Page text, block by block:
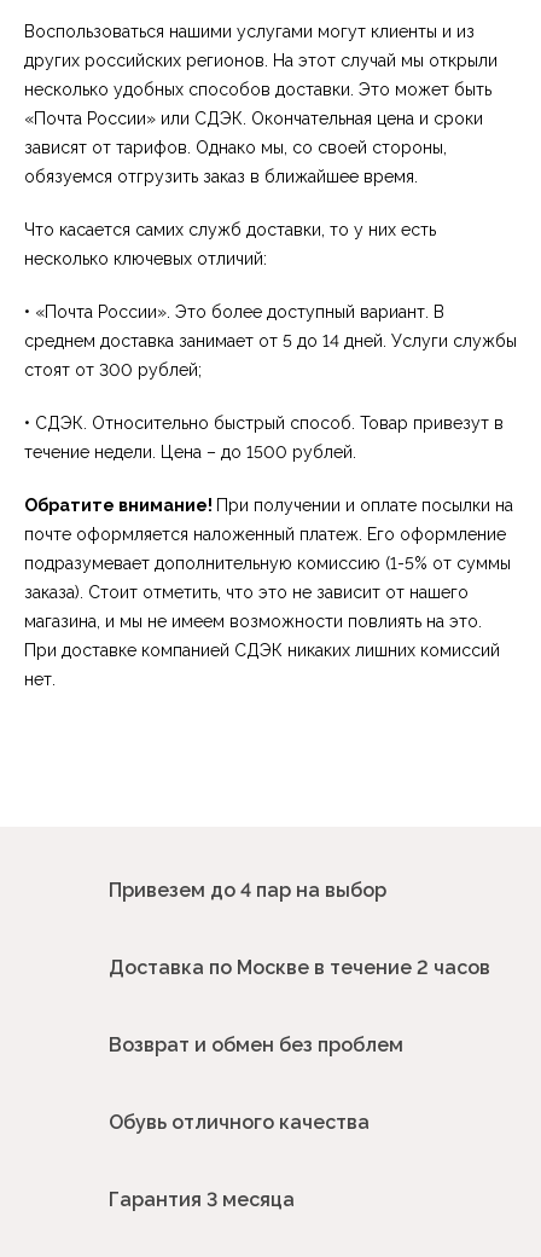
Воспользоваться нашими услугами могут клиенты и из
других российских регионов. На этот случай мы открыли
несколько удобных способов доставки. Это может быть
«Почта России» или СДЭК. Окончательная цена и сроки
зависят от тарифов. Однако мы, со своей стороны,
обязуемся отгрузить заказ в ближайшее время.
Что касается самих служб доставки, то у них есть
несколько ключевых отличий:
• «Почта России». Это более доступный вариант. В
среднем доставка занимает от 5 до 14 дней. Услуги службы
стоят от 300 рублей;
• СДЭК. Относительно быстрый способ. Товар привезут в
течение недели. Цена – до 1500 рублей.
Обратите внимание! При получении и оплате посылки на
почте оформляется наложенный платеж. Его оформление
подразумевает дополнительную комиссию (1-5% от суммы
заказа). Стоит отметить, что это не зависит от нашего
магазина, и мы не имеем возможности повлиять на это.
При доставке компанией СДЭК никаких лишних комиссий
нет.
Привезем до 4 пар на выбор
Доставка по Москве в течение 2 часов
Возврат и обмен без проблем
Обувь отличного качества
Гарантия 3 месяца